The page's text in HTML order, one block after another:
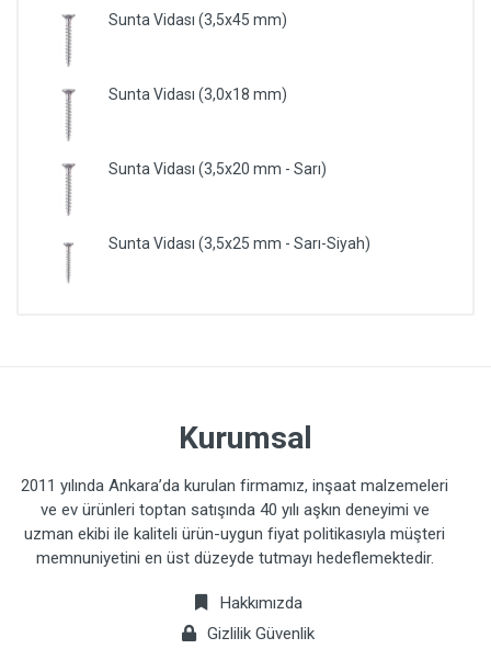
Sunta Vidası (3,5x45 mm)
Sunta Vidası (3,0x18 mm)
Sunta Vidası (3,5x20 mm - Sarı)
Sunta Vidası (3,5x25 mm - Sarı-Siyah)
Kurumsal
2011 yılında Ankara’da kurulan firmamız, inşaat malzemeleri
ve ev ürünleri toptan satışında 40 yılı aşkın deneyimi ve
uzman ekibi ile kaliteli ürün-uygun fiyat politikasıyla müşteri
memnuniyetini en üst düzeyde tutmayı hedeflemektedir.
Hakkımızda
Gizlilik Güvenlik